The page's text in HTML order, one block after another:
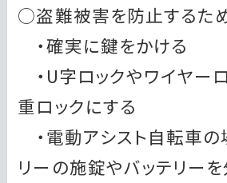
○盗難被害を防止するた
・確実に鍵をかける
・U字ロックやワイヤー
重ロックにする
・電動アシスト自転車の
リーの施錠やバッテリー